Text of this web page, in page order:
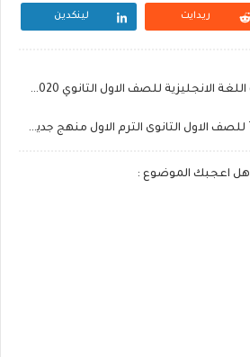
ريدايت لينكدين
كراسة تسميع وتدريبات اللغة الانجليزية للصف الاول الثانوي 2020 هدية مجانيه مقدمه من أسرة كتاب العمالقه
كتاب ذا بيست The Best للصف الاول الثانوى الترم الاول منهج جديد 2020
هل اعجبك الموضوع :